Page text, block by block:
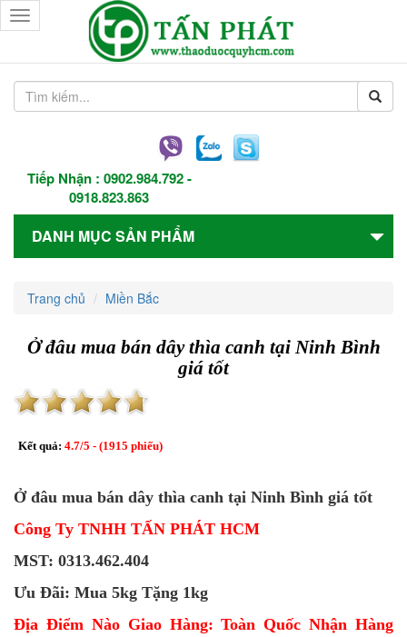
Tiếp Nhận : 0902.984.792-
0918.823.863
Toggle
navigation
DANH MỤC SẢN PHẨM
Trang chủ Miền Bắc
Ở đâu mua bán dây thìa canh tại Ninh Bình
giá tốt
Kết quả: 4.7/5 - (1915 phiếu)
Ở đâu mua bán dây thìa canh tại Ninh Bình giá tốt
Công Ty TNHH TẤN PHÁT HCM
MST: 0313.462.404
Ưu Đãi: Mua 5kg Tặng 1kg
Địa Điểm Nào Giao Hàng: Toàn Quốc Nhận Hàng